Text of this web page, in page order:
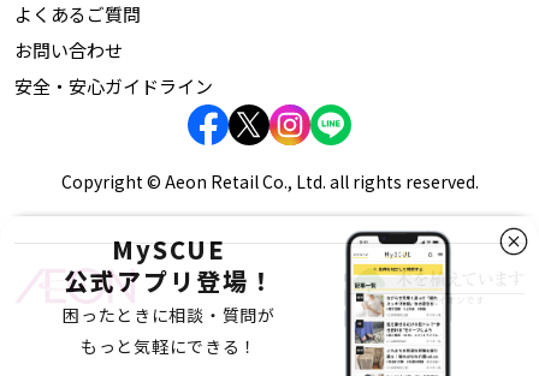
MySCUE
公式アプリ登場！
困ったときに相談・質問が
もっと気軽にできる！
よくあるご質問
お問い合わせ
安全・安心ガイドライン
Copyright © Aeon Retail Co., Ltd. all rights reserved.